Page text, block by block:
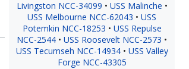
Livingston NCC-34099
USS Malinche
USS Melbourne NCC-62043
USS
Potemkin NCC-18253
USS Repulse
NCC-2544
USS Roosevelt NCC-2573
USS Tecumseh NCC-14934
USS Valley
Forge NCC-43305